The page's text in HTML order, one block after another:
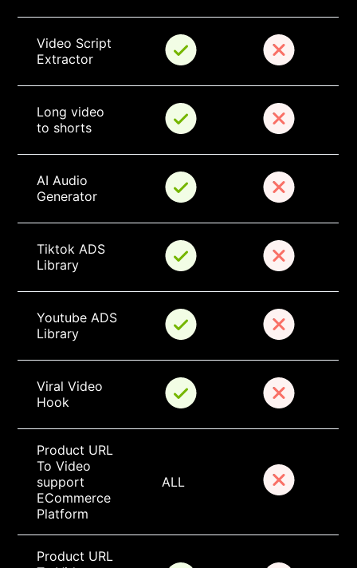
Video Script
Extractor
Long video
to shorts
AI Audio
Generator
Tiktok ADS
Library
Youtube ADS
Library
Viral Video
Hook
Product URL
To Video
support
ECommerce
Platform
ALL
Product URL